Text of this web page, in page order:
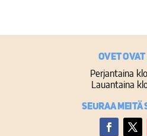
Ovet ovat
Perjantaina
Lauantaina
Seuraa meitä